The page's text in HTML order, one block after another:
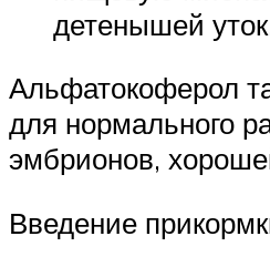
детенышей
Альфатокоферол
для нормального
эмбрионов,
Введение